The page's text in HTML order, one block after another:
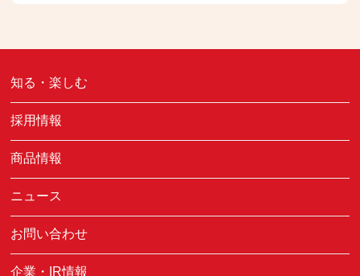
知る・楽しむ
採用情報
商品情報
ニュース
お問い合わせ
企業・IR情報